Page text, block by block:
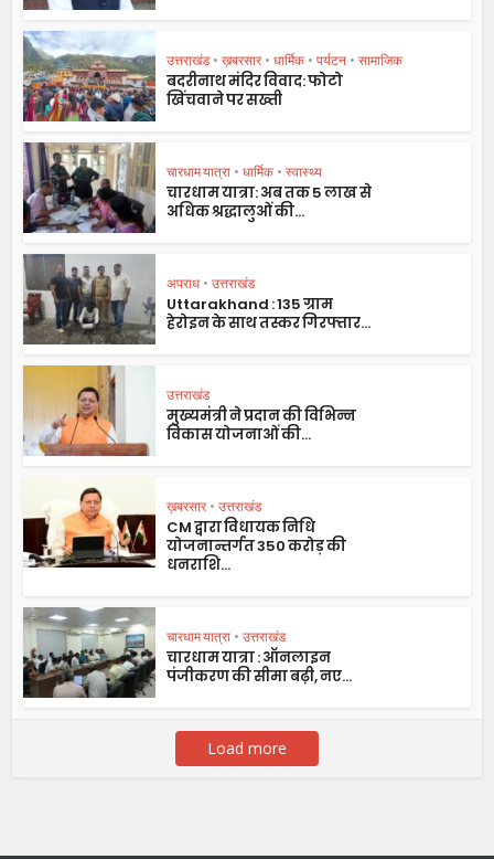
उत्तराखंड • ख़बरसार • धार्मिक • पर्यटन • सामाजिक
बदरीनाथ मंदिर विवाद: फोटो
खिंचवाने पर सख्ती
चारधाम यात्रा • धार्मिक • स्वास्थ्य
चारधाम यात्रा: अब तक 5 लाख से
अधिक श्रद्धालुओं की...
अपराध • उत्तराखंड
Uttarakhand : 135 ग्राम
हेरोइन के साथ तस्कर गिरफ्तार...
उत्तराखंड
मुख्यमंत्री ने प्रदान की विभिन्न
विकास योजनाओं की...
ख़बरसार • उत्तराखंड
CM द्वारा विधायक निधि
योजनान्तर्गत 350 करोड़ की
धनराशि...
चारधाम यात्रा • उत्तराखंड
चारधाम यात्रा : ऑनलाइन
पंजीकरण की सीमा बढ़ी, नए...
Load more